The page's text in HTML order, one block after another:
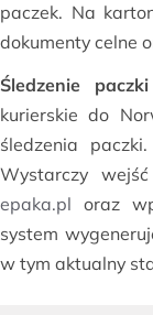
paczek. Na
dokumenty celne
Śledzenie
kurierskie do
śledzenia
Wystarczy
epaka.pl oraz
system
w tym aktualny